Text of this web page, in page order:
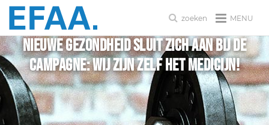
MENU
zoeken
Nieuwe Gezondheid sluit zich aan bij de
campagne: Wij zijn zelf het medicijn!